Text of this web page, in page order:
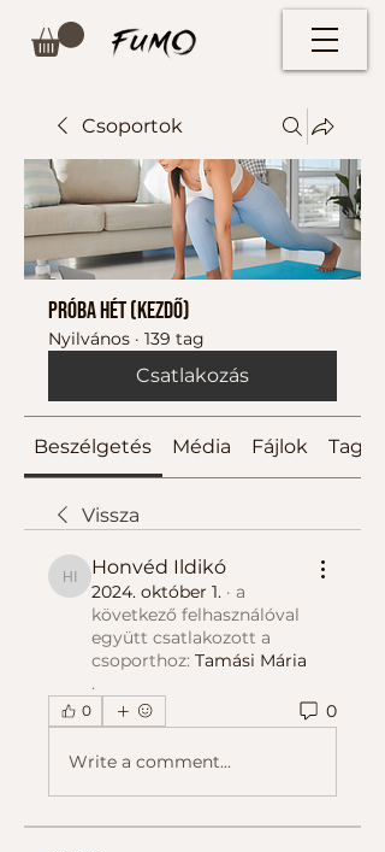
Csoportok
Próba hét (kezdő)
Nyilvános · 139 tag
Csatlakozás
Beszélgetés Média Fájlok Tagok
Vissza
Honvéd Ildikó
Honvéd Ildikó
2024. október 1. · a
következő felhasználóval
együtt csatlakozott a
csoporthoz: Tamási Mária
.
0 0
Write a comment...